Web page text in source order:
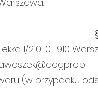
Warszawa.
1/210, 01-910
dogpro.pl
(w przypadku